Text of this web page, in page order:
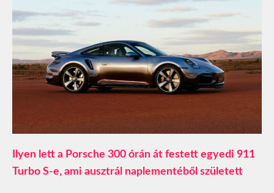
Ilyen lett a Porsche 300 órán át festett egyedi 911
Turbo S-e, ami ausztrál naplementéből született